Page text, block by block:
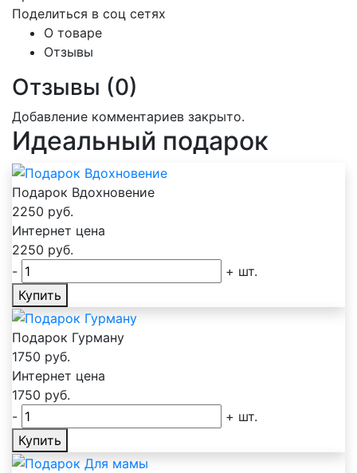
Поделиться в соц сетях
О товаре
Отзывы
Отзывы (0)
Добавление комментариев закрыто.
Идеальный подарок
Подарок Вдохновение
2250 руб.
Интернет цена
2250 руб.
-
+ шт.
Купить
Подарок Гурману
1750 руб.
Интернет цена
1750 руб.
-
+ шт.
Купить